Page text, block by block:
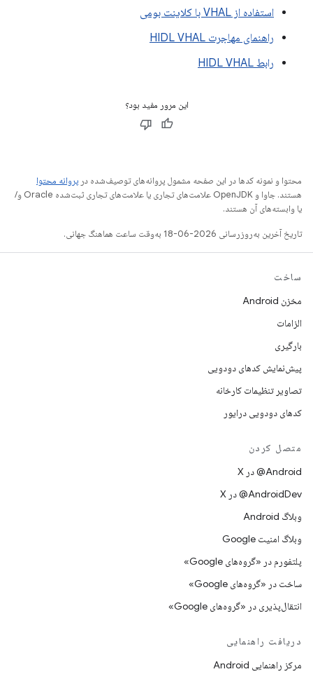
استفاده از VHAL با کلاینت بومی
راهنمای مهاجرت HIDL VHAL
رابط HIDL VHAL
این مرور مفید بود؟
محتوا و نمونه کدها در این صفحه مشمول پروانه‌های توصیف‌شده در پروانه محتوا
هستند. جاوا و OpenJDK علامت‌های تجاری یا علامت‌های تجاری ثبت‌شده Oracle و/
یا وابسته‌های آن هستند.
تاریخ آخرین به‌روزرسانی 2026-06-18 به‌وقت ساعت هماهنگ جهانی.
ساخت
مخزن Android
الزامات
بارگیری
پیش‌نمایش کدهای دودویی
تصاویر تنظیمات کارخانه
کدهای دودویی درایور
متصل کردن
‫‎@Android در X
‫‎@AndroidDev در X
وبلاگ Android
وبلاگ امنیت Google
پلتفورم در «گروه‌های Google»
ساخت در «گروه‌های Google»
انتقال‌پذیری در «گروه‌های Google»
دریافت راهنمایی
مرکز راهنمایی Android